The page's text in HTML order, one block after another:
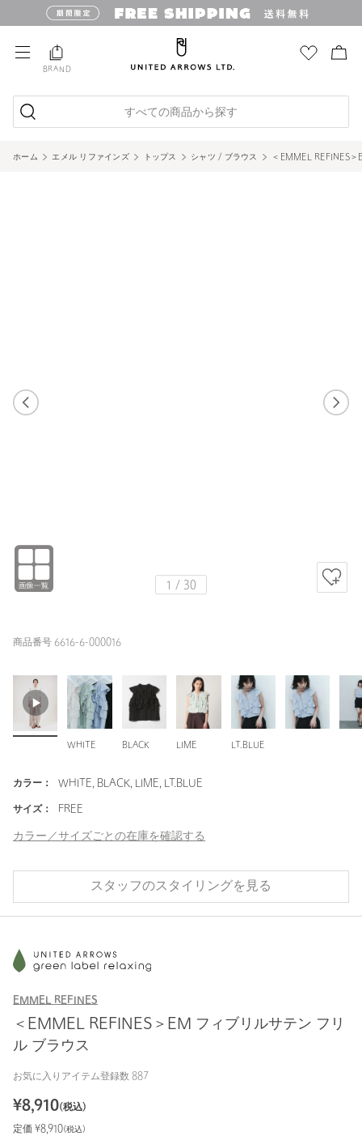
BRAND
すべての商品から探す
ホーム エメル リファインズ トップス シャツ / ブラウス ＜EMMEL REFINES＞
1 / 30
商品番号 6616-6-000016
WHITE BLACK LIME LT.BLUE
カラー： WHITE, BLACK, LIME, LT.BLUE
サイズ： FREE
カラー／サイズごとの在庫を確認する
スタッフのスタイリングを見る
EMMEL REFINES
＜EMMEL REFINES＞EM フィブリルサテン フリ
ル ブラウス
お気に入りアイテム登録数 887
¥8,910(税込)
定価 ¥8,910(税込)